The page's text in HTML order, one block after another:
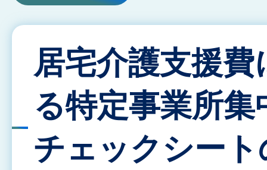
居宅介護支援費
る特定事業所集
チェックシート